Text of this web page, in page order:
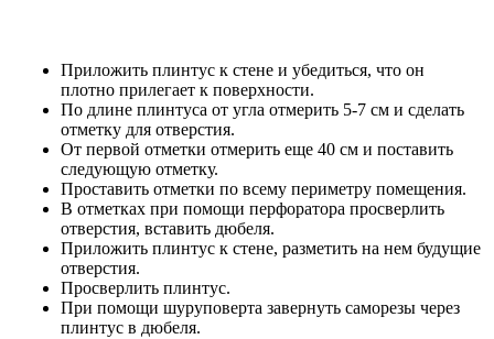
Приложить плинтус к стене и убедиться, что он
плотно прилегает к поверхности.
По длине плинтуса от угла отмерить 5-7 см и сделать
отметку для отверстия.
От первой отметки отмерить еще 40 см и поставить
следующую отметку.
Проставить отметки по всему периметру помещения.
В отметках при помощи перфоратора просверлить
отверстия, вставить дюбеля.
Приложить плинтус к стене, разметить на нем будущие
отверстия.
Просверлить плинтус.
При помощи шуруповерта завернуть саморезы через
плинтус в дюбеля.